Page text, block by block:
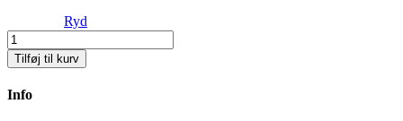
Ryd
Jensen
T-
shirt
Blonde
Tilføj til kurv
Info